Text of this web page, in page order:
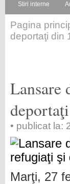
Stiri interne
Pagina
deportaţi din
Lansare
• publicat la:
Marţi, 27